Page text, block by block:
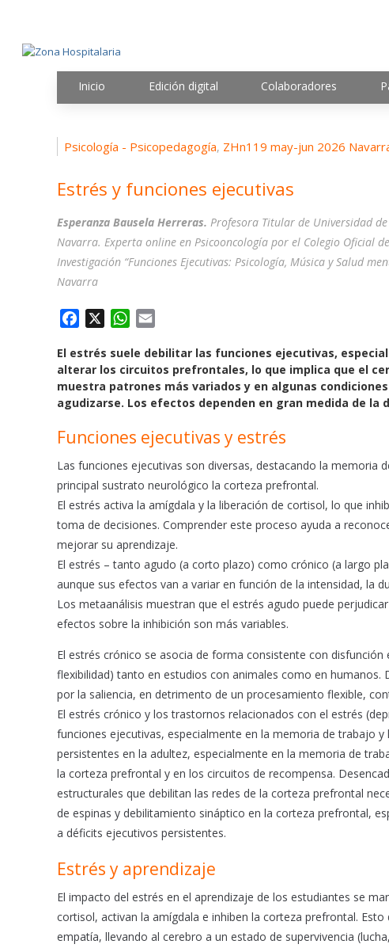
Inicio Edición digital Colaboradores
Psicología - Psicopedagogía, ZHn119 may-jun 2026
Estrés y funciones ejecutivas
Esperanza Bausela Herreras. Profesora Titular de Universidad
Navarra. Experta online en Psicooncología por el Colegio Oficial
Investigación “Funciones Ejecutivas: Psicología, Música y Salud
Navarra
c
e
b
o
W
a
t
s
p
a
i
l
El estrés suele debilitar las funciones ejecutivas,
alterar los circuitos prefrontales, lo que implica que el
muestra patrones más variados y en algunas
agudizarse. Los efectos dependen en gran medida de
Funciones ejecutivas y estrés
Las funciones ejecutivas son diversas, destacando la memoria
principal sustrato neurológico la corteza prefrontal.
El estrés activa la amígdala y la liberación de cortisol, lo que
toma de decisiones. Comprender este proceso ayuda a
mejorar su aprendizaje.
El estrés – tanto agudo (a corto plazo) como crónico (a largo
aunque sus efectos van a variar en función de la intensidad, la
Los metaanálisis muestran que el estrés agudo puede
efectos sobre la inhibición son más variables.
El estrés crónico se asocia de forma consistente con
flexibilidad) tanto en estudios con animales como en humanos.
por la saliencia, en detrimento de un procesamiento flexible,
El estrés crónico y los trastornos relacionados con el estrés
funciones ejecutivas, especialmente en la memoria de trabajo
persistentes en la adultez, especialmente en la memoria de
la corteza prefrontal y en los circuitos de recompensa.
estructurales que debilitan las redes de la corteza prefrontal
de espinas y debilitamiento sináptico en la corteza prefrontal,
a déficits ejecutivos persistentes.
Estrés y aprendizaje
El impacto del estrés en el aprendizaje de los estudiantes se
cortisol, activan la amígdala e inhiben la corteza prefrontal.
empatía, llevando al cerebro a un estado de supervivencia